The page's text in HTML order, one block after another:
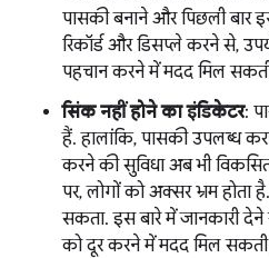
पासकी बनाने और पिछली बार
रिकॉर्ड और डिसप्ले करने से,
पहचान करने में मदद मिल
सिंक नहीं होने का इंडिकेटर:
हैं. हालांकि, पासकी उपलब्ध
करने की सुविधा अब भी
पर, लोगों को अक्सर भ्रम होता
सकता. इस बारे में जानकारी
को दूर करने में मदद मिल